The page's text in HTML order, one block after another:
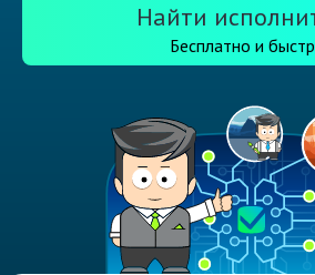
Найти
Бесплатно и